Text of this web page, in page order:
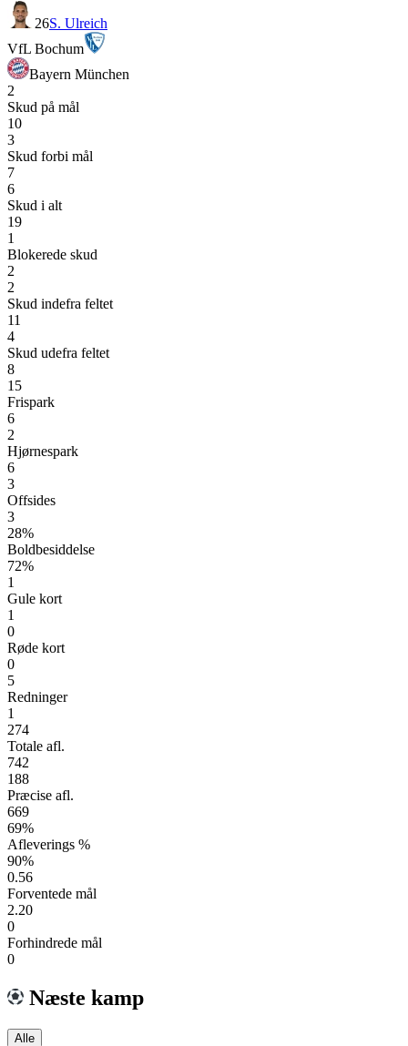
26S. Ulreich
VfL Bochum
Bayern München
2
Skud på mål
10
3
Skud forbi mål
7
6
Skud i alt
19
1
Blokerede skud
2
2
Skud indefra feltet
11
4
Skud udefra feltet
8
15
Frispark
6
2
Hjørnespark
6
3
Offsides
3
28%
Boldbesiddelse
72%
1
Gule kort
1
0
Røde kort
0
5
Redninger
1
274
Totale afl.
742
188
Præcise afl.
669
69%
Afleverings %
90%
0.56
Forventede mål
2.20
0
Forhindrede mål
0
Næste kamp
Alle